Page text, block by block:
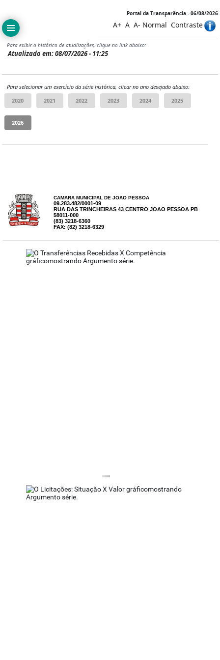
Portal da Transparência - 06/08/2026
A+ A A- Normal Contraste
Para exibir o histórico de atualizações, clique no link abaixo:
Atualizado em: 08/07/2026 - 11:25
Para selecionar um exercício da série histórica, clicar no ano desejado abaixo:
CAMARA MUNICIPAL DE JOAO PESSOA
09.283.482/0001-09
RUA DAS TRINCHEIRAS 43 CENTRO JOAO PESSOA PB
58011-000
(83) 3218-6360
FAX: (82) 3218-6329